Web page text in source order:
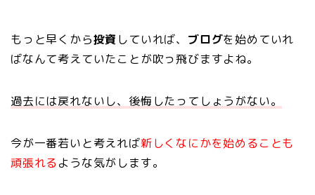
もっと早くから投資 していれば、 ブログを始めていれ
ばなんて考えていたことが吹っ飛びますよね。
過去には戻れないし、後悔したってしょうがない。
今が一番若いと考えれば新しくなにかを始めることも
頑張れるような気がします。